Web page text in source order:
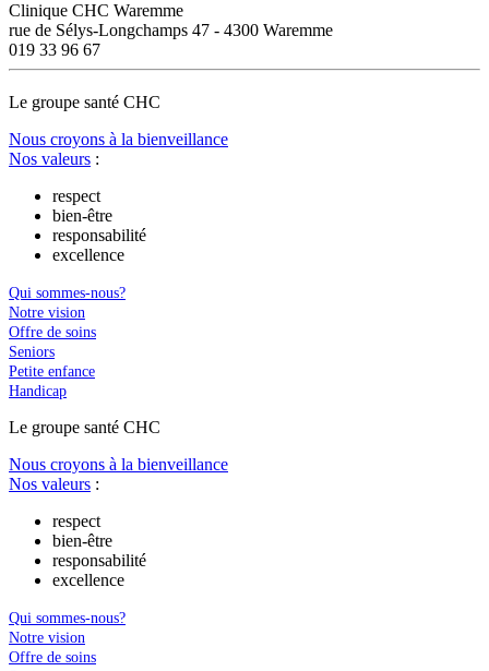
Clinique CHC Waremme
rue de Sélys-Longchamps 47 - 4300 Waremme
019 33 96 67
Le groupe santé CHC
Nous croyons à la bienveillance
Nos valeurs :
respect
bien-être
responsabilité
excellence
Qui sommes-nous?
Notre vision
Offre de soins
Seniors
Petite enfance
Handicap
Le groupe santé CHC
Nous croyons à la bienveillance
Nos valeurs :
respect
bien-être
responsabilité
excellence
Qui sommes-nous?
Notre vision
Offre de soins